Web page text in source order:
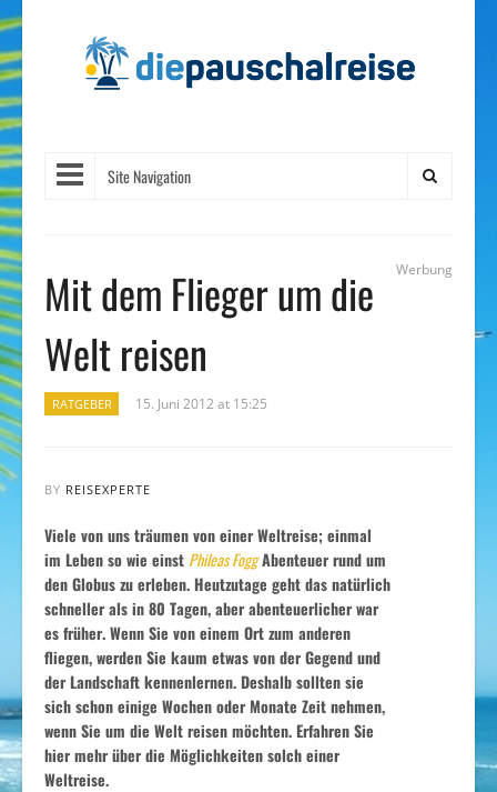
Site Navigation
Mit dem Flieger um die
Welt reisen
Werbung
RATGEBER 15. Juni 2012 at 15:25
BY REISEXPERTE
Viele von uns träumen von einer Weltreise; einmal
im Leben so wie einst Phileas FoggAbenteuer rund um
den Globus zu erleben. Heutzutage geht das natürlich
schneller als in 80 Tagen, aber abenteuerlicher war
es früher. Wenn Sie von einem Ort zum anderen
fliegen, werden Sie kaum etwas von der Gegend und
der Landschaft kennenlernen. Deshalb sollten sie
sich schon einige Wochen oder Monate Zeit nehmen,
wenn Sie um die Welt reisen möchten. Erfahren Sie
hier mehr über die Möglichkeiten solch einer
Weltreise.